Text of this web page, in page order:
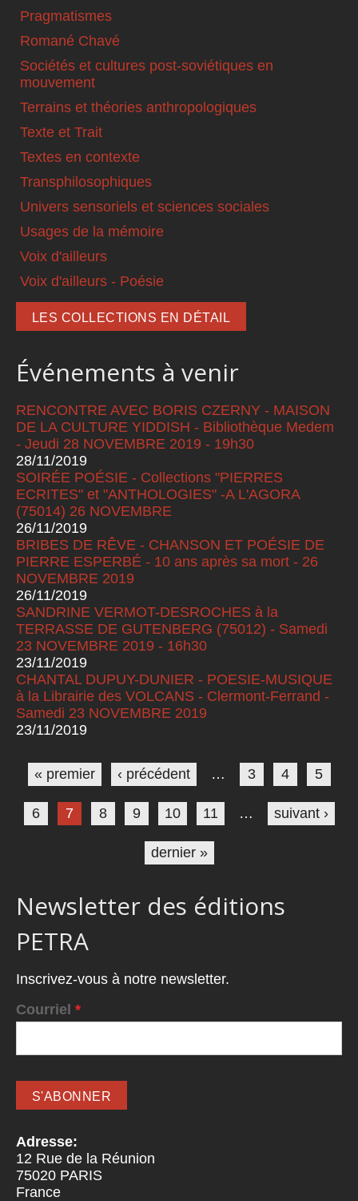
Pragmatismes
Romané Chavé
Sociétés et cultures post-soviétiques en
mouvement
Terrains et théories anthropologiques
Texte et Trait
Textes en contexte
Transphilosophiques
Univers sensoriels et sciences sociales
Usages de la mémoire
Voix d'ailleurs
Voix d'ailleurs - Poésie
LES COLLECTIONS EN DÉTAIL
Événements à venir
RENCONTRE AVEC BORIS CZERNY - MAISON
DE LA CULTURE YIDDISH - Bibliothèque Medem
- Jeudi 28 NOVEMBRE 2019 - 19h30
28/11/2019
SOIRÉE POÉSIE - Collections "PIERRES
ECRITES" et "ANTHOLOGIES" -A L'AGORA
(75014) 26 NOVEMBRE
26/11/2019
BRIBES DE RÊVE - CHANSON ET POÉSIE DE
PIERRE ESPERBÉ - 10 ans après sa mort - 26
NOVEMBRE 2019
26/11/2019
SANDRINE VERMOT-DESROCHES à la
TERRASSE DE GUTENBERG (75012) - Samedi
23 NOVEMBRE 2019 - 16h30
23/11/2019
CHANTAL DUPUY-DUNIER - POESIE-MUSIQUE
à la Librairie des VOLCANS - Clermont-Ferrand -
Samedi 23 NOVEMBRE 2019
23/11/2019
Pages
« premier ‹ précédent … 3 4 5
6 7 8 9 10 11 … suivant ›
dernier »
Newsletter des éditions
PETRA
Inscrivez-vous à notre newsletter.
Courriel *
Adresse:
12 Rue de la Réunion
75020 PARIS
France